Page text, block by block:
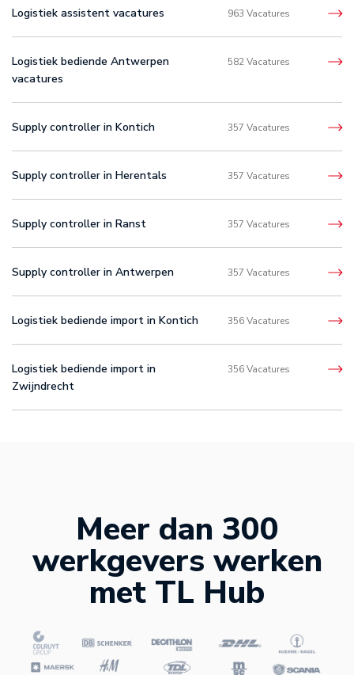
Logistiek assistent vacatures 963 Vacatures
Logistiek bediende Antwerpen
vacatures
582 Vacatures
Supply controller in Kontich 357 Vacatures
Supply controller in Herentals 357 Vacatures
Supply controller in Ranst 357 Vacatures
Supply controller in Antwerpen 357 Vacatures
Logistiek bediende import in Kontich 356 Vacatures
Logistiek bediende import in
Zwijndrecht
356 Vacatures
Meer dan 300
werkgevers werken
met TL Hub